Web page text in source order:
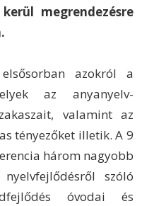
megrendezésre
azokról a
az anyanyelv-
valamint az
tényezőket illetik. A 9
három nagyobb
szóló
óvodai és